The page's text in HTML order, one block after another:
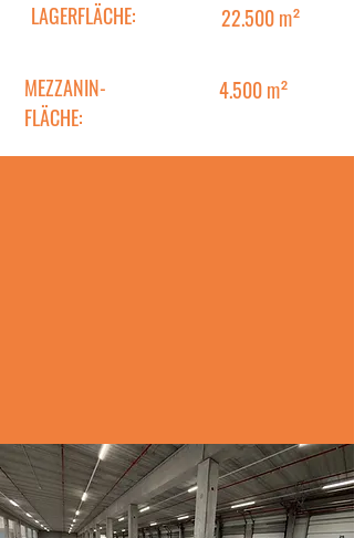
LAGERFLÄCHE: 22.500 m²
MEZZANIN-
FLÄCHE:
4.500 m²